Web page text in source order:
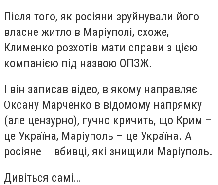
Після того, як росіяни зруйнували його
власне житло в Маріуполі, схоже,
Клименко розхотів мати справи з цією
компанією під назвою ОПЗЖ.
І він записав відео, в якому направляє
Оксану Марченко в відомому напрямку
(але цензурно), гучно кричить, що Крим –
це Україна, Маріуполь – це Україна. А
росіяне – вбивці, які знищили Маріуполь.
Дивіться самі…